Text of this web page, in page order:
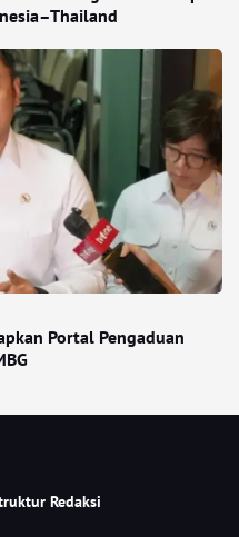
Portal Pengaduan
Redaksi